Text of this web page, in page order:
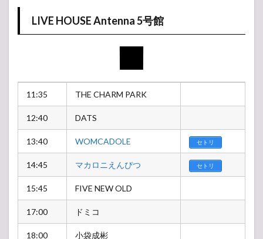
LIVE HOUSE Antenna 5号館
11:35 THE CHARM PARK
12:40 DATS
13:40 WOMCADOLE セトリ
14:45 マカロニえんぴつ セトリ
15:45 FIVE NEW OLD
17:00 ドミコ
18:00 小袋成彬